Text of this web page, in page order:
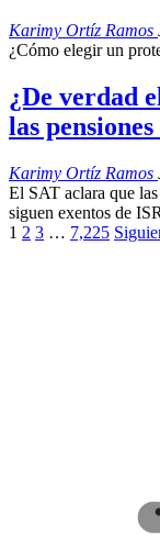
Karimy Ortíz Ramos
¿Cómo elegir un
¿De verdad
las
Karimy Ortíz Ramos
El SAT aclara que
siguen exentos de
1 2 3 … 7,225